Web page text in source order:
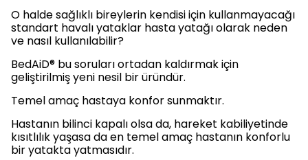
O halde sağlıklı bireylerin kendisi için kullanmayacağı
standart havalı yataklar hasta yatağı olarak neden
ve nasıl kullanılabilir?
BedAiD® bu soruları ortadan kaldırmak için
geliştirilmiş yeni nesil bir üründür.
Temel amaç hastaya konfor sunmaktır.
Hastanın bilinci kapalı olsa da, hareket kabiliyetinde
kısıtlılık yaşasa da en temel amaç hastanın konforlu
bir yatakta yatmasıdır.